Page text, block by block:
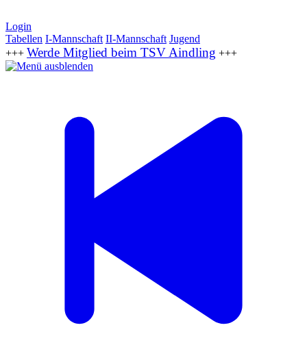
Login
Tabellen I-Mannschaft II-Mannschaft Jugend
+++ Werde Mitglied beim TSV Aindling +++